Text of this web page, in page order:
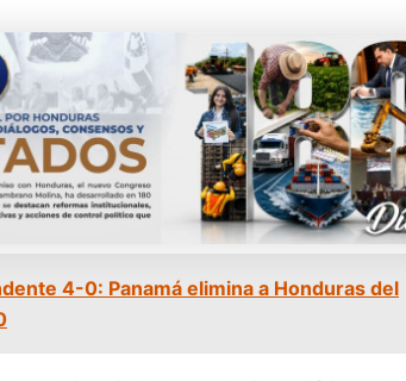
4-0: Panamá elimina a Honduras del